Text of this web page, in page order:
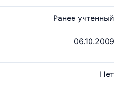
Ранее учтенный
06.10.2009
Нет